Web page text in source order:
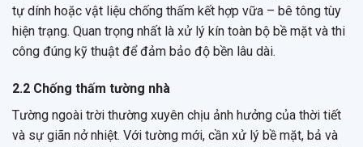
tự dính hoặc vật liệu chống thấm kết hợp vữa – bê tông tùy
hiện trạng. Quan trọng nhất là xử lý kín toàn bộ bề mặt và thi
công đúng kỹ thuật để đảm bảo độ bền lâu dài.
2.2 Chống thấm tường nhà
Tường ngoài trời thường xuyên chịu ảnh hưởng của thời tiết
và sự giãn nở nhiệt. Với tường mới, cần xử lý bề mặt, bả và